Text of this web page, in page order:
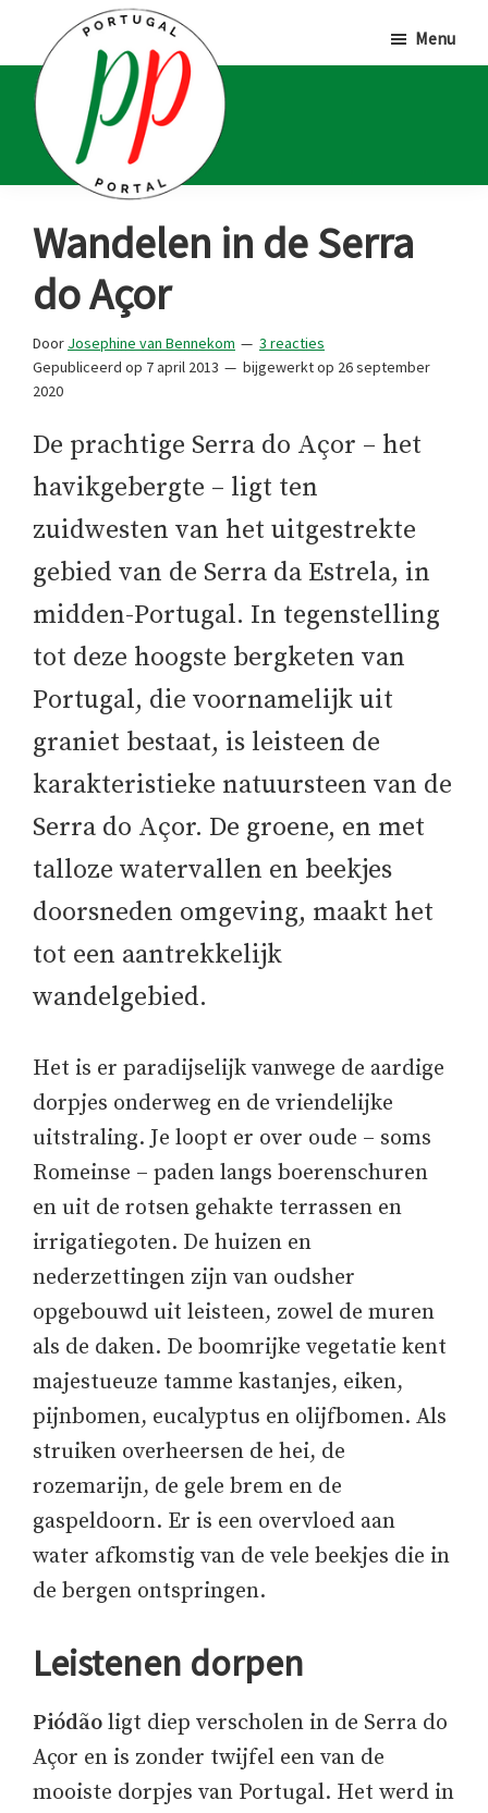
hoofd
inhoud
eerste
sidebar
voettekst
Portal
Portugalliefhebbers
en
fanaten
Menu
Wandelen in de Serra
do Açor
Door Josephine van Bennekom
3 reacties
Gepubliceerd op 7 april 2013 bijgewerkt op 26 september
2020
De prachtige Serra do Açor – het
havikgebergte – ligt ten
zuidwesten van het uitgestrekte
gebied van de Serra da Estrela, in
midden-Portugal. In tegenstelling
tot deze hoogste bergketen van
Portugal, die voornamelijk uit
graniet bestaat, is leisteen de
karakteristieke natuursteen van de
Serra do Açor. De groene, en met
talloze watervallen en beekjes
doorsneden omgeving, maakt het
tot een aantrekkelijk
wandelgebied.
Het is er paradijselijk vanwege de aardige
dorpjes onderweg en de vriendelijke
uitstraling. Je loopt er over oude – soms
Romeinse – paden langs boerenschuren
en uit de rotsen gehakte terrassen en
irrigatiegoten. De huizen en
nederzettingen zijn van oudsher
opgebouwd uit leisteen, zowel de muren
als de daken. De boomrijke vegetatie kent
majestueuze tamme kastanjes, eiken,
pijnbomen, eucalyptus en olijfbomen. Als
struiken overheersen de hei, de
rozemarijn, de gele brem en de
gaspeldoorn. Er is een overvloed aan
water afkomstig van de vele beekjes die in
de bergen ontspringen.
Leistenen dorpen
Piódão ligt diep verscholen in de Serra do
Açor en is zonder twijfel een van de
mooiste dorpjes van Portugal. Het werd in